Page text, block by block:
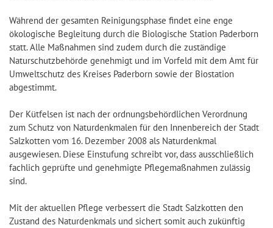
Während der gesamten Reinigungsphase findet eine enge
ökologische Begleitung durch die Biologische Station Paderborn
statt. Alle Maßnahmen sind zudem durch die zuständige
Naturschutzbehörde genehmigt und im Vorfeld mit dem Amt für
Umweltschutz des Kreises Paderborn sowie der Biostation
abgestimmt.
Der Kütfelsen ist nach der ordnungsbehördlichen Verordnung
zum Schutz von Naturdenkmalen für den Innenbereich der Stadt
Salzkotten vom 16. Dezember 2008 als Naturdenkmal
ausgewiesen. Diese Einstufung schreibt vor, dass ausschließlich
fachlich geprüfte und genehmigte Pflegemaßnahmen zulässig
sind.
Mit der aktuellen Pflege verbessert die Stadt Salzkotten den
Zustand des Naturdenkmals und sichert somit auch zukünftig